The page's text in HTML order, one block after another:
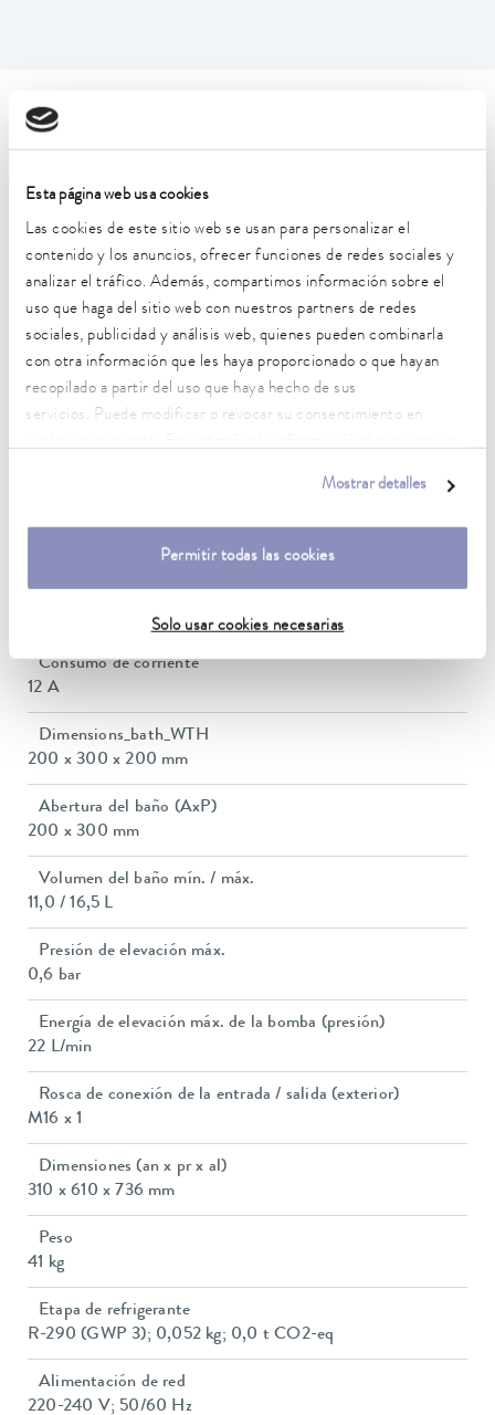
Esta página web usa cookies
Las cookies de este sitio web se usan para personalizar el
contenido y los anuncios, ofrecer funciones de redes sociales y
analizar el tráfico. Además, compartimos información sobre el
uso que haga del sitio web con nuestros partners de redes
sociales, publicidad y análisis web, quienes pueden combinarla
con otra información que les haya proporcionado o que hayan
recopilado a partir del uso que haya hecho de sus
servicios. Puede modificar o revocar su consentimiento en
Mostrar detalles
Permitir todas las cookies
Solo usar cookies necesarias
Características técnicas (según
Rango de temperatura de trabajo
-35 ... 200 °C
Rango de temperatura de funcionamiento
-35 ... 200 °C
Temperatura ambiente
5 ... 40 °C
Estabilidad de temperatura
Consumo eléctrico máx.
Consumo de corriente
12 A
Dimensions_bath_WTH
200 x 300 x 200 mm
Abertura del baño (AxP)
200 x 300 mm
Volumen del baño mín. / máx.
11,0 / 16,5 L
Presión de elevación máx.
0,6 bar
Energía de elevación máx. de la bomba (presión)
22 L/min
Rosca de conexión de la entrada / salida (exterior)
M16 x 1
Dimensiones (an x pr x al)
310 x 610 x 736 mm
Peso
41 kg
Etapa de refrigerante
R-290 (GWP 3); 0,052 kg; 0,0 t CO2-eq
Alimentación de red
220-240 V; 50/60 Hz